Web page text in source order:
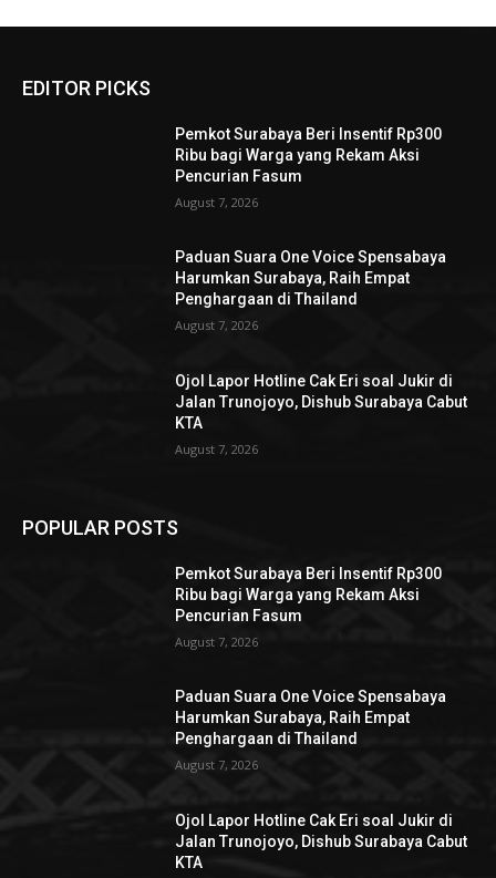
EDITOR PICKS
Pemkot Surabaya Beri Insentif Rp300
Ribu bagi Warga yang Rekam Aksi
Pencurian Fasum
August 7, 2026
Paduan Suara One Voice Spensabaya
Harumkan Surabaya, Raih Empat
Penghargaan di Thailand
August 7, 2026
Ojol Lapor Hotline Cak Eri soal Jukir di
Jalan Trunojoyo, Dishub Surabaya Cabut
KTA
August 7, 2026
POPULAR POSTS
Pemkot Surabaya Beri Insentif Rp300
Ribu bagi Warga yang Rekam Aksi
Pencurian Fasum
August 7, 2026
Paduan Suara One Voice Spensabaya
Harumkan Surabaya, Raih Empat
Penghargaan di Thailand
August 7, 2026
Ojol Lapor Hotline Cak Eri soal Jukir di
Jalan Trunojoyo, Dishub Surabaya Cabut
KTA